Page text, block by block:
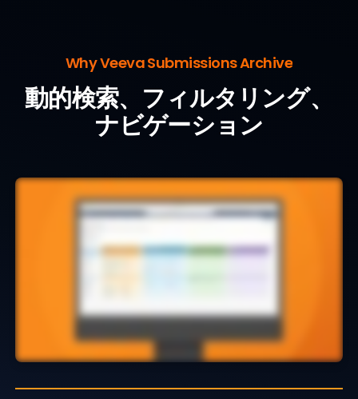
Why Veeva Submissions Archive
動的検索、フィルタリング、
ナビゲーション